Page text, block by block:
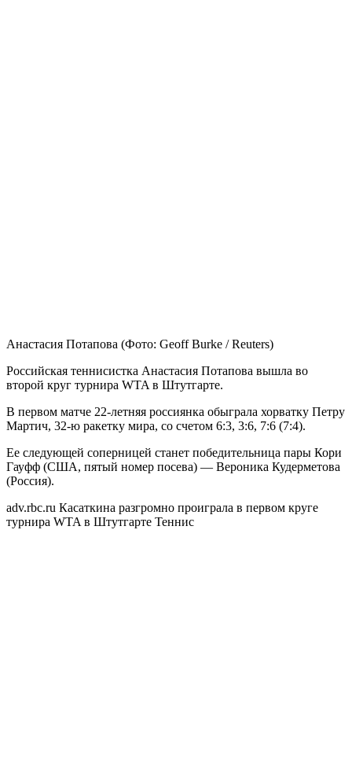
Анастасия Потапова (Фото: Geoff Burke / Reuters)
Российская теннисистка Анастасия Потапова вышла во
второй круг турнира WTA в Штутгарте.
В первом матче 22-летняя россиянка обыграла хорватку Петру
Мартич, 32-ю ракетку мира, со счетом 6:3, 3:6, 7:6 (7:4).
Ее следующей соперницей станет победительница пары Кори
Гауфф (США, пятый номер посева) — Вероника Кудерметова
(Россия).
adv.rbc.ru Касаткина разгромно проиграла в первом круге
турнира WTA в Штутгарте Теннис